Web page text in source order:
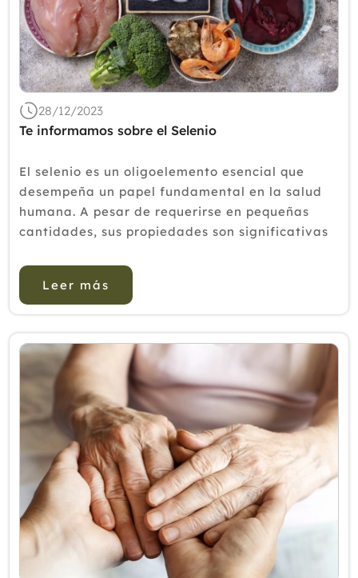
2021
2020
2019
2017
2015
2014
2013
28/12/2023
Te informamos sobre el Selenio
El selenio es un oligoelemento esencial que
desempeña un papel fundamental en la salud
humana. A pesar de requerirse en pequeñas
cantidades, sus propiedades son significativas
componente clave de las selenoproteínas, un
grupo de...
Leer más